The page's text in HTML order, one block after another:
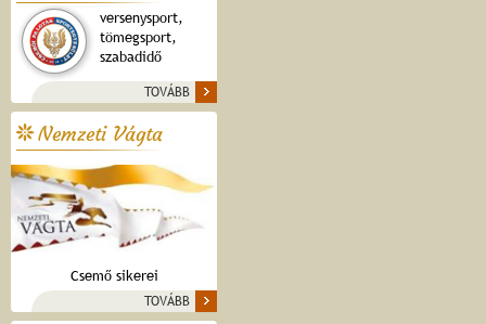
versenysport,
tömegsport,
szabadidő
TOVÁBB
Nemzeti Vágta
Csemő sikerei
TOVÁBB